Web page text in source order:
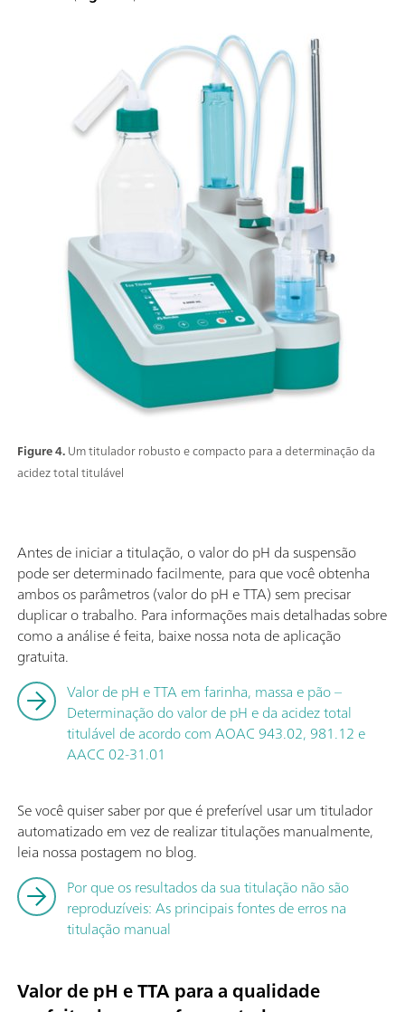
Figure 4.Um titulador robusto e compacto para a determinação da
acidez total titulável
Antes de iniciar a titulação, o valor do pH da suspensão
pode ser determinado facilmente, para que você obtenha
ambos os parâmetros (valor do pH e TTA) sem precisar
duplicar o trabalho. Para informações mais detalhadas sobre
como a análise é feita, baixe nossa nota de aplicação
gratuita.
Valor de pH e TTA em farinha, massa e pão –
Determinação do valor de pH e da acidez total
titulável de acordo com AOAC 943.02, 981.12 e
AACC 02-31.01
Se você quiser saber por que é preferível usar um titulador
automatizado em vez de realizar titulações manualmente,
leia nossa postagem no blog.
Por que os resultados da sua titulação não são
reproduzíveis: As principais fontes de erros na
titulação manual
Valor de pH e TTA para a qualidade